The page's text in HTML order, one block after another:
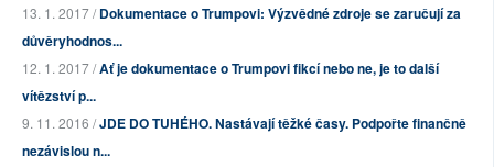
13. 1. 2017 /Dokumentace o Trumpovi: Výzvědné zdroje se zaručují za
důvěryhodnos...
12. 1. 2017 /Ať je dokumentace o Trumpovi fikcí nebo ne, je to další
vítězství p...
9. 11. 2016 /JDE DO TUHÉHO. Nastávají těžké časy. Podpořte finančně
nezávislou n...